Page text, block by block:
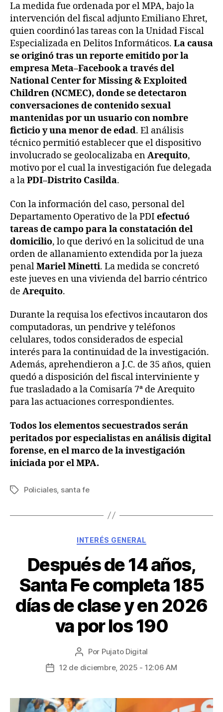
La medida fue ordenada por el MPA, bajo la
intervención del fiscal adjunto Emiliano Ehret,
quien coordinó las tareas con la Unidad Fiscal
Especializada en Delitos Informáticos. La causa
se originó tras un reporte emitido por la
empresa Meta–Facebook a través del
National Center for Missing & Exploited
Children (NCMEC), donde se detectaron
conversaciones de contenido sexual
mantenidas por un usuario con nombre
ficticio y una menor de edad. El análisis
técnico permitió establecer que el dispositivo
involucrado se geolocalizaba enArequito,
motivo por el cual la investigación fue delegada
a laPDI–Distrito Casilda.
Con la información del caso, personal del
Departamento Operativo de la PDI efectuó
tareas de campo para la constatación del
domicilio, lo que derivó en la solicitud de una
orden de allanamiento extendida por la jueza
penalMariel Minetti. La medida se concretó
este jueves en una vivienda del barrio céntrico
de Arequito.
Durante la requisa los efectivos incautaron dos
computadoras, un pendrive y teléfonos
celulares, todos considerados de especial
interés para la continuidad de la investigación.
Además, aprehendieron a J.C. de 35 años, quien
quedó a disposición del fiscal interviniente y
fue trasladado a la Comisaría 7ª de Arequito
para las actuaciones correspondientes.
Todos los elementos secuestrados serán
peritados por especialistas en análisis digital
forense, en el marco de la investigación
iniciada por el MPA.
Policiales, santa fe
INTERÉS GENERAL
Después de 14 años,
Santa Fe completa 185
días de clase y en 2026
va por los 190
Por Pujato Digital
12 de diciembre, 2025 - 12:06 AM